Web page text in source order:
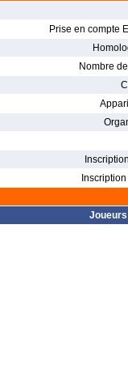
Prise en compte
Nombre
Joueurs